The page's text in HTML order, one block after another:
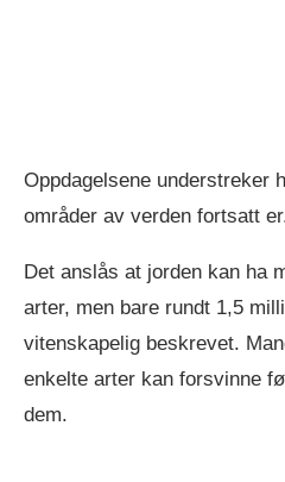
Oppdagelsene understreker
områder av verden fortsatt
Det anslås at jorden kan ha
arter, men bare rundt 1,5
vitenskapelig beskrevet.
enkelte arter kan forsvinne
dem.